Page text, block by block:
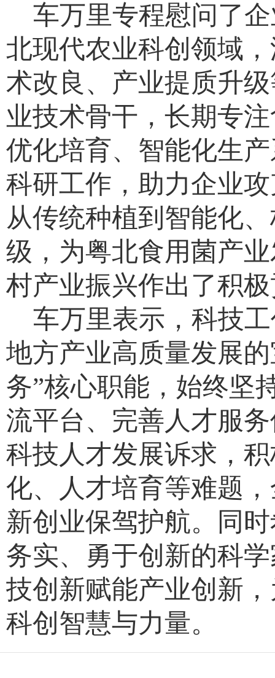
车万里专程慰问了企
北现代农业科创领域
术改良、产业提质升
业技术骨干，长期专
优化培育、智能化生
科研工作，助力企业
从传统种植到智能化
级，为粤北食用菌产
村产业振兴作出了积
车万里表示，科技工
地方产业高质量发展
务”核心职能，始终坚
流平台、完善人才服
科技人才发展诉求，
化、人才培育等难题
新创业保驾护航。同
务实、勇于创新的科
技创新赋能产业创新
科创智慧与力量。